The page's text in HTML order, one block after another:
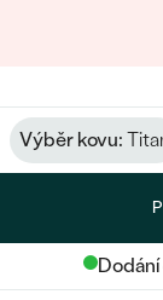
Výběr kovu: